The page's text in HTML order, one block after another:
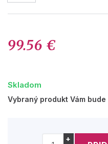
99.56 €
Skladom
Vybraný produkt Vám
+